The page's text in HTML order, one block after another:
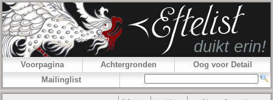
Voorpagina Achtergronden
Oog voor Detail
Mailinglist